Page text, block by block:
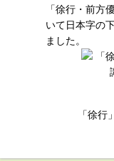
「徐行・前方
いて日本字の
ました。
「徐行